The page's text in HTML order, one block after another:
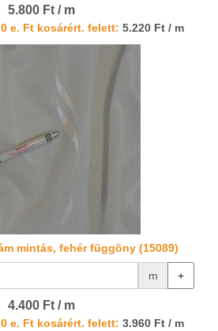
5.800 Ft / m
e. Ft kosárért. felett: 5.220 Ft / m
mintás, fehér függöny (15089)
m +
4.400 Ft / m
e. Ft kosárért. felett: 3.960 Ft / m